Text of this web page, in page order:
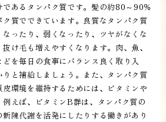
あるタンパク質です。髪の約80～90％
質でできています。良質なタンパク質
ったり、弱くなったり、ツヤがなくな
け毛も増えやすくなります。肉、魚、
を毎日の食事にバランス良く取り入
と補給しましょう。また、タンパク質
環境を維持するためには、ビタミンや
例えば、ビタミンB群は、タンパク質の
陳代謝を活発にしたりする働きがあり